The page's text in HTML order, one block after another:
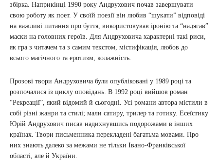
збірка. Наприкінці 1990 року Андрухович почав завершувати
свою роботу як поет. У своїй поезії він любив “шукати” відповіді
на важливі питання про буття, використовував іронію та “надягав”
маски на головних героїв. Для Андруховича характерні такі риси,
як гра з читачем та з самим текстом, містифікація, любов до
всього магічного та еротизм, колажність.
Прозові твори Андруховича були опубліковані у 1989 році та
розпочалися із циклу оповідань. В 1992 році вийшов роман
“Рекреації”, який відомий й сьогодні. Усі романи автора містили в
собі різні жанри та стилі; мали сатиру, трилер та готику. Есеїстику
Юрій Андрухович писав надихнувшись подорожами в інших
країнах. Твори письменника перекладені багатьма мовами. Про
них знають далеко за межами не тільки Івано-Франківської
області, але й України.